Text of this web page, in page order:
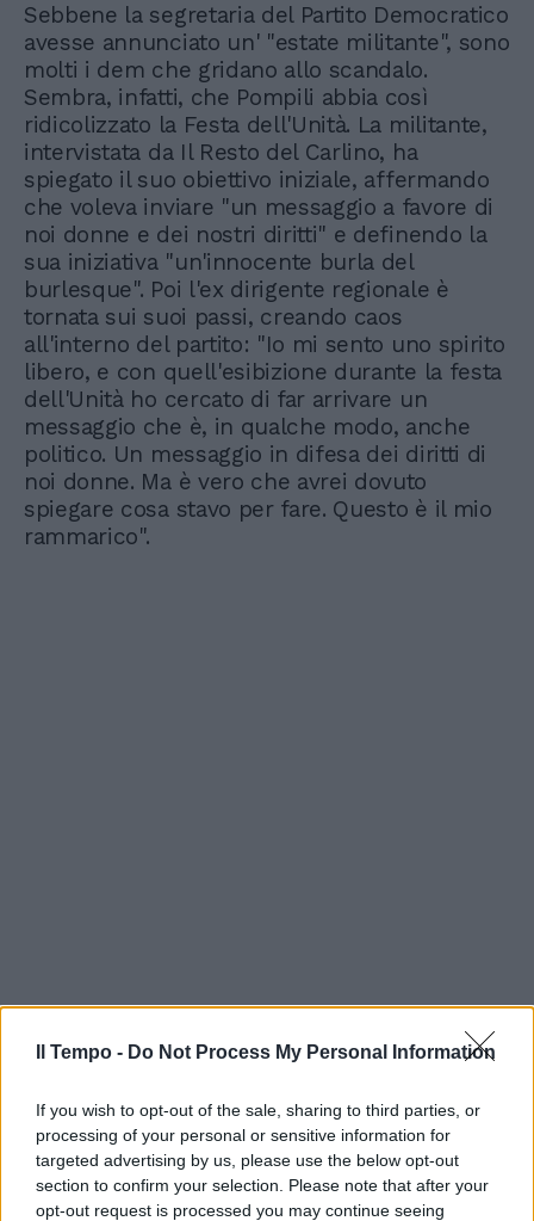
Il Tempo - Do Not Process My Personal Information
If you wish to opt-out of the sale, sharing to third parties, or
processing of your personal or sensitive information for
targeted advertising by us, please use the below opt-out
section to confirm your selection. Please note that after your
opt-out request is processed you may continue seeing
Sebbene la segretaria del Partito Democratico
avesse annunciato un' "estate militante", sono
molti i dem che gridano allo scandalo.
Sembra, infatti, che Pompili abbia così
ridicolizzato la Festa dell'Unità. La militante,
intervistata da Il Resto del Carlino, ha
spiegato il suo obiettivo iniziale, affermando
che voleva inviare "un messaggio a favore di
noi donne e dei nostri diritti" e definendo la
sua iniziativa "un'innocente burla del
burlesque". Poi l'ex dirigente regionale è
tornata sui suoi passi, creando caos
all'interno del partito: "Io mi sento uno spirito
libero, e con quell'esibizione durante la festa
dell'Unità ho cercato di far arrivare un
messaggio che è, in qualche modo, anche
politico. Un messaggio in difesa dei diritti di
noi donne. Ma è vero che avrei dovuto
spiegare cosa stavo per fare. Questo è il mio
rammarico".